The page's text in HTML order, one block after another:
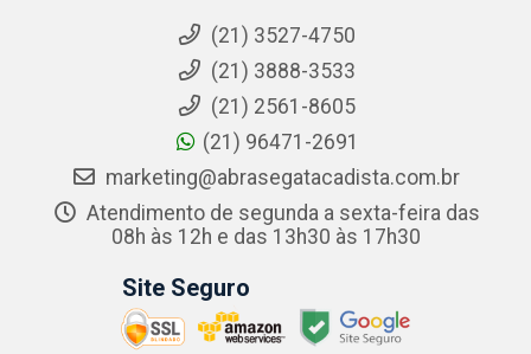
(21) 3527-4750
(21) 3888-3533
(21) 2561-8605
(21) 96471-2691
marketing@abrasegatacadista.com.br
Atendimento de segunda a sexta-feira das
08h às 12h e das 13h30 às 17h30
Site Seguro